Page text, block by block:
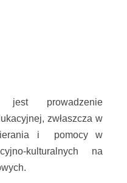
jest prowadzenie
, zwłaszcza w
i pomocy w
kulturalnych na